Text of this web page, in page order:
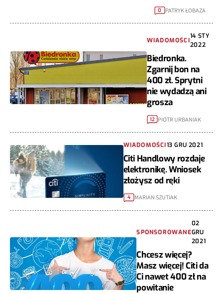
0 PATRYK ŁOBAZA
WIADOMOŚCI
14 STY
2022
Biedronka.
Zgarnij bon na
400 zł. Sprytni
nie wydadzą ani
grosza
12 PIOTR URBANIAK
WIADOMOŚCI13 GRU 2021
Citi Handlowy rozdaje
elektronikę. Wniosek
złożysz od ręki
4 MARIAN SZUTIAK
SPONSOROWANE
02
GRU
2021
Chcesz więcej?
Masz więcej! Citi da
Ci nawet 400 zł na
powitanie